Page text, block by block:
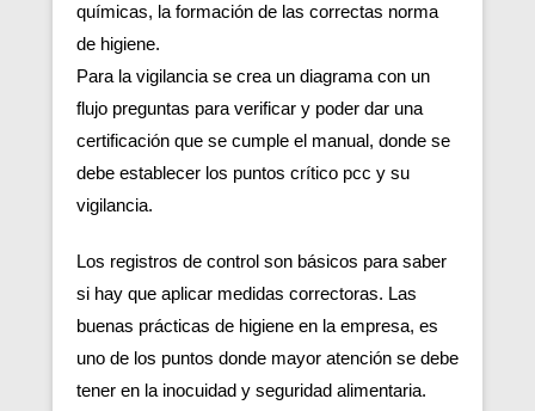
químicas, la formación de las correctas norma
de higiene.
Para la vigilancia se crea un diagrama con un
flujo preguntas para verificar y poder dar una
certificación que se cumple el manual, donde se
debe establecer los puntos crítico pcc y su
vigilancia.
Los registros de control son básicos para saber
si hay que aplicar medidas correctoras. Las
buenas prácticas de higiene en la empresa, es
uno de los puntos donde mayor atención se debe
tener en la inocuidad y seguridad alimentaria.